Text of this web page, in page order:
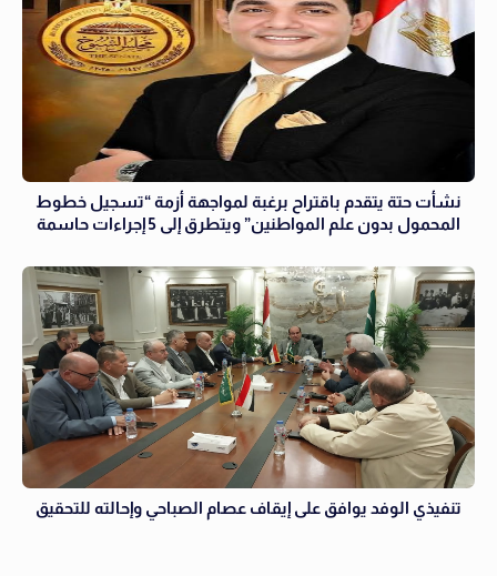
نشأت حتة يتقدم باقتراح برغبة لمواجهة أزمة “تسجيل خطوط
المحمول بدون علم المواطنين” ويتطرق إلى 5 إجراءات حاسمة
تنفيذي الوفد يوافق على إيقاف عصام الصباحي وإحالته للتحقيق